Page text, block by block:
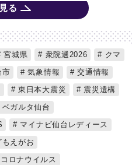
る
宮城県 衆院選2026
クマ
気象情報
交通情報
東日本大震災
震災遺構
ガルタ仙台
マイナビ仙台レディース
えがお
ロナウイルス